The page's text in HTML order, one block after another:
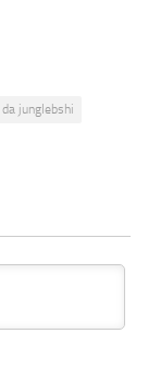
junglebshi